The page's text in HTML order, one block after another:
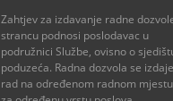
Zahtjev za izdavanje radne
strancu podnosi poslodavac u
podružnici Službe, ovisno o
poduzeća. Radna dozvola se
rad na određenom radnom